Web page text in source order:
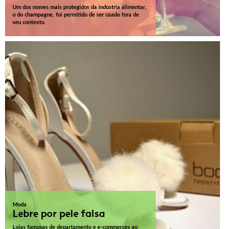
Um dos nomes mais protegidos da indústria alimentar,
o do champagne, foi permitido de ser usado fora de
seu contexto.
Moda
Lebre por pele falsa
Lojas famosas de departamento e e-commerces ao